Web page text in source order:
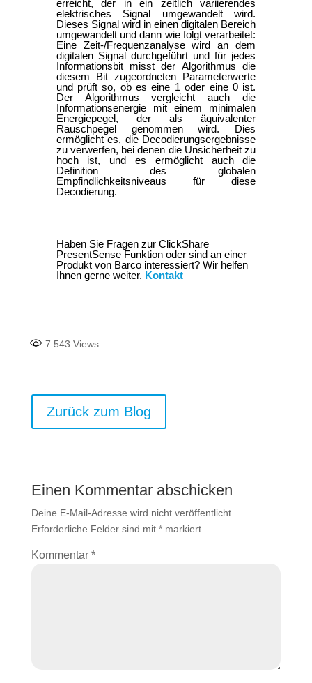
erreicht, der in ein zeitlich variierendes
elektrisches Signal umgewandelt wird.
Dieses Signal wird in einen digitalen Bereich
umgewandelt und dann wie folgt verarbeitet:
Eine Zeit-/Frequenzanalyse wird an dem
digitalen Signal durchgeführt und für jedes
Informationsbit misst der Algorithmus die
diesem Bit zugeordneten Parameterwerte
und prüft so, ob es eine 1 oder eine 0 ist.
Der Algorithmus vergleicht auch die
Informationsenergie mit einem minimalen
Energiepegel, der als äquivalenter
Rauschpegel genommen wird. Dies
ermöglicht es, die Decodierungsergebnisse
zu verwerfen, bei denen die Unsicherheit zu
hoch ist, und es ermöglicht auch die
Definition des globalen
Empfindlichkeitsniveaus für diese
Decodierung.
Haben Sie Fragen zur ClickShare
PresentSense Funktion oder sind an einer
Produkt von Barco interessiert? Wir helfen
Ihnen gerne weiter. Kontakt
7.543 Views
Zurück zum Blog
Einen Kommentar abschicken
Deine E-Mail-Adresse wird nicht veröffentlicht.
Erforderliche Felder sind mit *markiert
Kommentar *